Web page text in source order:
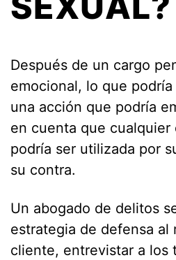
Después de un cargo
emocional, lo que
una acción que podría
en cuenta que cualquier
podría ser utilizada por
su contra.
Un abogado de delitos
estrategia de defensa al
cliente, entrevistar a los